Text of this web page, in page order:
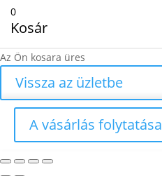
0
Kosár
Az Ön kosara üres
Vissza az üzletbe
A vásárlás folytatása